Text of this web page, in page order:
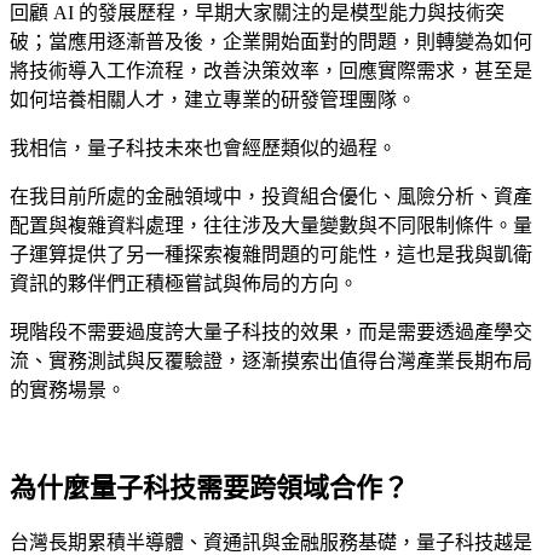
回顧 AI 的發展歷程，早期大家關注的是模型能力與技術突
破；當應用逐漸普及後，企業開始面對的問題，則轉變為如何
將技術導入工作流程，改善決策效率，回應實際需求，甚至是
如何培養相關人才，建立專業的研發管理團隊。
我相信，量子科技未來也會經歷類似的過程。
在我目前所處的金融領域中，投資組合優化、風險分析、資產
配置與複雜資料處理，往往涉及大量變數與不同限制條件。量
子運算提供了另一種探索複雜問題的可能性，這也是我與凱衛
資訊的夥伴們正積極嘗試與佈局的方向。
現階段不需要過度誇大量子科技的效果，而是需要透過產學交
流、實務測試與反覆驗證，逐漸摸索出值得台灣產業長期布局
的實務場景。
為什麼量子科技需要跨領域合作？
台灣長期累積半導體、資通訊與金融服務基礎，量子科技越是